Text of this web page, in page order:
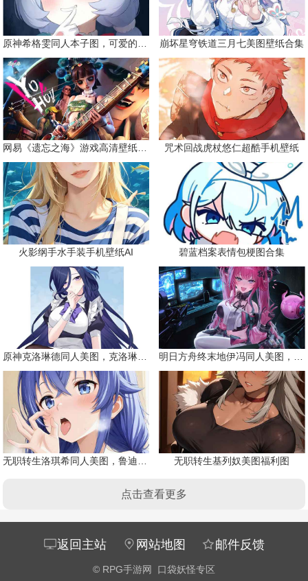
原神希格雯同人本子图，可爱的双马尾 崩坏星穹铁道三月七美图壁纸合集
网易《遗忘之海》游戏高清壁纸精选 咒术回战虎杖悠仁超酷手机壁纸
火影纲手水手装手机壁纸AI 碧蓝档案表情包梗图合集
原神克洛琳德同人美图，克洛琳德战败会怎样 明日方舟终末地伊冯同人美图，粉毛恶魔伊冯
无职转生洛琪希同人美图，鲁迪的二老婆 无职转生基列奴美图福利图
点击查看更多
返回主站 网站地图 邮件反馈
© RPG手游网 口袋妖怪专区